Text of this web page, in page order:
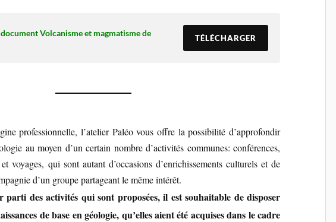
Volcanisme et magmatisme de
TÉLÉCHARGER
professionnelle, l’atelier Paléo vous offre la possibilité d’approfondir
au moyen d’un certain nombre d’activités communes: conférences,
voyages, qui sont autant d’occasions d’enrichissements culturels et de
d’un groupe partageant le même intérêt.
des activités qui sont proposées, il est souhaitable de disposer
de base en géologie, qu’elles aient été acquises dans le cadre